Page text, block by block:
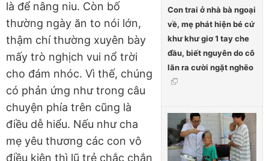
Con trai ở nhà bà ngoại
về, mẹ phát hiện bé cứ
khư khư giơ 1 tay che
đầu, biết nguyên do cô
lăn ra cười ngặt nghẽo
là để nâng niu. Còn bố
thường ngày ăn to nói lớn,
thậm chí thường xuyên bày
mấy trò nghịch vui nổ trời
cho đám nhóc. Vì thế, chúng
có phản ứng như trong câu
chuyện phía trên cũng là
điều dễ hiểu. Nếu như cha
mẹ yêu thương các con vô
điều kiện thì lũ trẻ chắc chắn